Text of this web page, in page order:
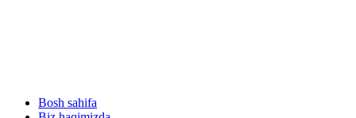
Bosh sahifa